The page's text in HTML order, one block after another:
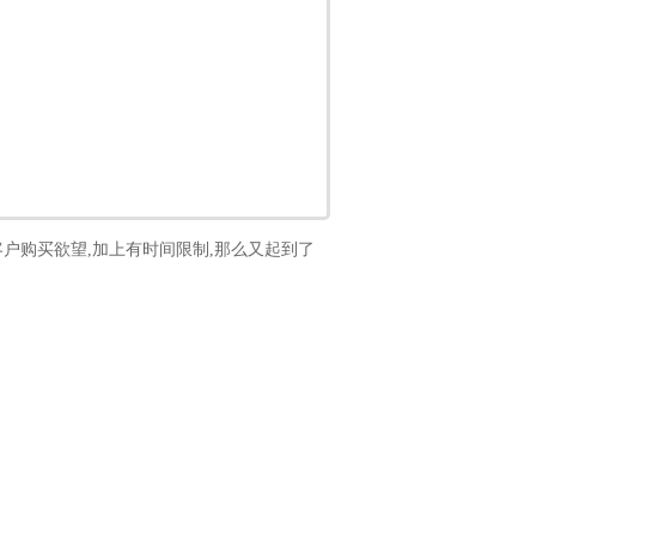
购买欲望,加上有时间限制,那么又起到了